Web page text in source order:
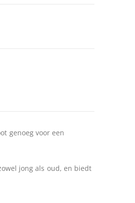
genoeg voor een
jong als oud, en biedt